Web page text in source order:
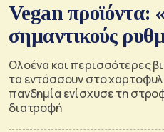
Vegan προϊόντα:
σημαντικούς
Ολοένα και περισσότερες
τα εντάσσουν στο
πανδημία ενίσχυσε τη
διατροφή